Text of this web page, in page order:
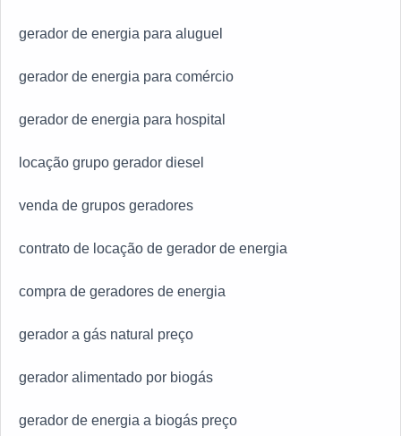
gerador de energia para aluguel
gerador de energia para comércio
gerador de energia para hospital
locação grupo gerador diesel
venda de grupos geradores
contrato de locação de gerador de energia
compra de geradores de energia
gerador a gás natural preço
gerador alimentado por biogás
gerador de energia a biogás preço